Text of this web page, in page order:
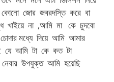
জোর জবরদস্তি করে বা
খাইয়ে না ,আমি মা কে চুদবো
মধ্যে দিয়ে আমি আমার
যে আমি টা কে কত টা
নেবার উপযুক্ত আমি হয়েছি